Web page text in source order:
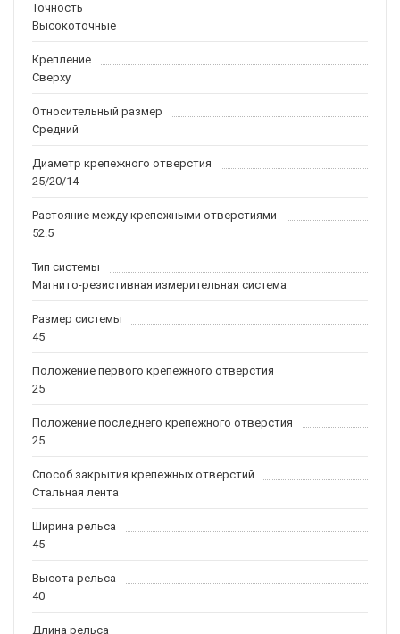
Точность
Высокоточные
Крепление
Сверху
Относительный размер
Средний
Диаметр крепежного отверстия
25/20/14
Растояние между крепежными отверстиями
52.5
Тип системы
Магнито-резистивная измерительная система
Размер системы
45
Положение первого крепежного отверстия
25
Положение последнего крепежного отверстия
25
Способ закрытия крепежных отверстий
Стальная лента
Ширина рельса
45
Высота рельса
40
Длина рельса